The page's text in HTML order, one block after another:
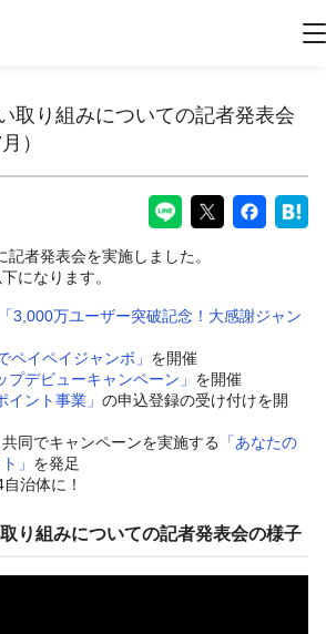
取り組みについての記者発表会
）
者発表会を実施しました。
になります。
3,000万ユーザー突破記念！大感謝ジャン
ペイペイジャンボ」 を開催
プデビューキャンペーン」 を開催
イント事業」 の申込登録の受け付けを開
同でキャンペーンを実施する
「あなたの
」 を発足
治体に！
り組みについての記者発表会の様子